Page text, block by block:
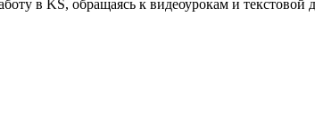
в KS, обращаясь к видеоурокам и